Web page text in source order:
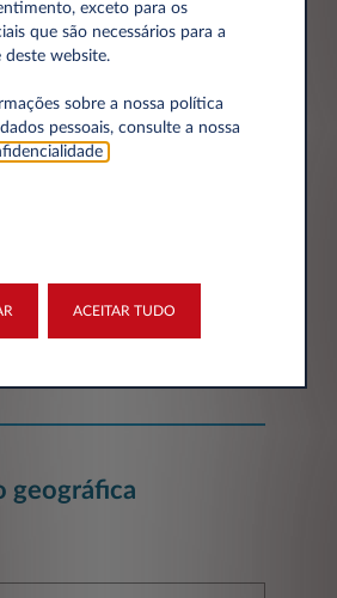
Fiscal
geográfica
exceto para os
que são necessários para a
website.
sobre a nossa política
pessoais, consulte a nossa
.
ACEITAR TUDO